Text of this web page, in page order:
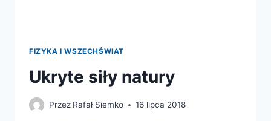
FIZYKA I WSZECHŚWIAT
Ukryte siły natury
Przez Rafał Siemko 16 lipca 2018